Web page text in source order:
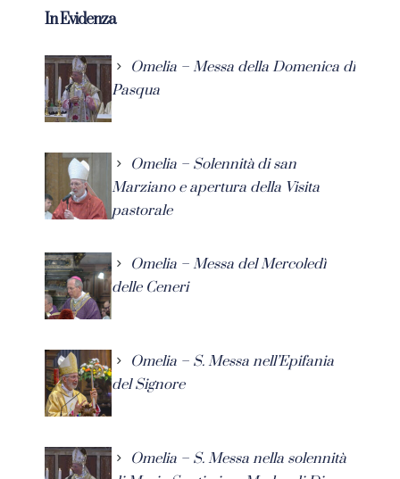
In Evidenza
Omelia – Messa della Domenica di
Pasqua
Omelia – Solennità di san
Marziano e apertura della Visita
pastorale
Omelia – Messa del Mercoledì
delle Ceneri
Omelia – S. Messa nell’Epifania
del Signore
Omelia – S. Messa nella solennità